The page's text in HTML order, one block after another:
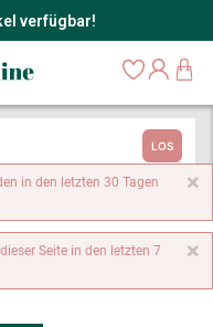
verfügbar!
LOS
×
in den letzten 30 Tagen
×
Seite in den letzten 7